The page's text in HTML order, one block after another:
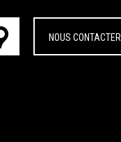
NOUS CONTACTER